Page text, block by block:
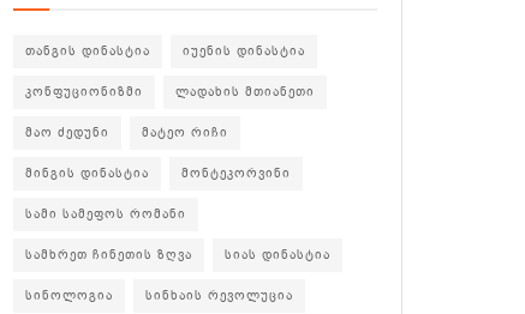
თანგის დინასტია იუენის დინასტია
კონფუციონიზმი ლადახის მთიანეთი
მაო ძედუნი მატეო რიჩი
მინგის დინასტია მონტეკორვინი
სამი სამეფოს რომანი
სამხრეთ ჩინეთის ზღვა სიას დინასტია
სინოლოგია სინხაის რევოლუცია